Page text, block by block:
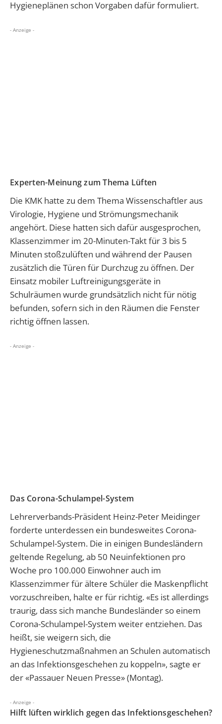
Hygieneplänen schon Vorgaben dafür formuliert.
- Anzeige -
Experten-Meinung zum Thema Lüften
Die KMK hatte zu dem Thema Wissenschaftler aus
Virologie, Hygiene und Strömungsmechanik
angehört. Diese hatten sich dafür ausgesprochen,
Klassenzimmer im 20-Minuten-Takt für 3 bis 5
Minuten stoßzulüften und während der Pausen
zusätzlich die Türen für Durchzug zu öffnen. Der
Einsatz mobiler Luftreinigungsgeräte in
Schulräumen wurde grundsätzlich nicht für nötig
befunden, sofern sich in den Räumen die Fenster
richtig öffnen lassen.
- Anzeige -
Das Corona-Schulampel-System
Lehrerverbands-Präsident Heinz-Peter Meidinger
forderte unterdessen ein bundesweites Corona-
Schulampel-System. Die in einigen Bundesländern
geltende Regelung, ab 50 Neuinfektionen pro
Woche pro 100.000 Einwohner auch im
Klassenzimmer für ältere Schüler die Maskenpflicht
vorzuschreiben, halte er für richtig. «Es ist allerdings
traurig, dass sich manche Bundesländer so einem
Corona-Schulampel-System weiter entziehen. Das
heißt, sie weigern sich, die
Hygieneschutzmaßnahmen an Schulen automatisch
an das Infektionsgeschehen zu koppeln», sagte er
der «Passauer Neuen Presse» (Montag).
- Anzeige -
Hilft lüften wirklich gegen das Infektionsgeschehen?